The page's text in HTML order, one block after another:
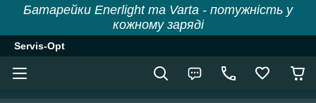
Батарейки Enerlight та Varta - потужність у
кожному заряді
Servis-Opt